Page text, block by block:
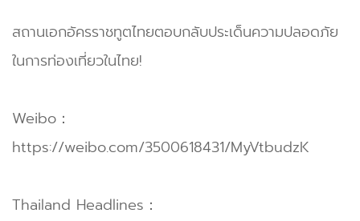
สถานเอกอัครราชทูตไทยตอบกลับประเด็นความปลอดภัย
ในการท่องเที่ยวในไทย!
Weibo：
https://weibo.com/3500618431/MyVtbudzK
Thailand Headlines：